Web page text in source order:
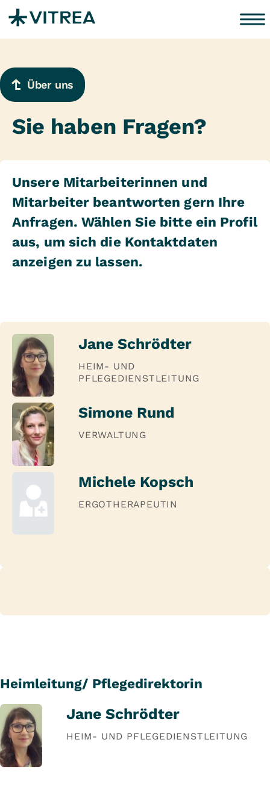
Zum Inhalt springen
Über uns
Sie haben Fragen?
Unsere Mitarbeiterinnen und
Mitarbeiter beantworten gern Ihre
Anfragen. Wählen Sie bitte ein Profil
aus, um sich die Kontaktdaten
anzeigen zu lassen.
Jane Schrödter
HEIM- UND
PFLEGEDIENSTLEITUNG
Simone Rund
VERWALTUNG
Michele Kopsch
ERGOTHERAPEUTIN
Heimleitung/ Pflegedirektorin
Jane Schrödter
HEIM- UND PFLEGEDIENSTLEITUNG